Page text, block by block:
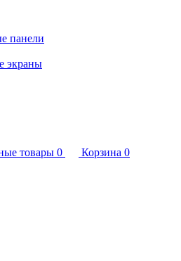
панели
экраны
товары 0 Корзина 0